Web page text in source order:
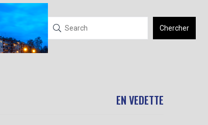
Chercher
EN VEDETTE